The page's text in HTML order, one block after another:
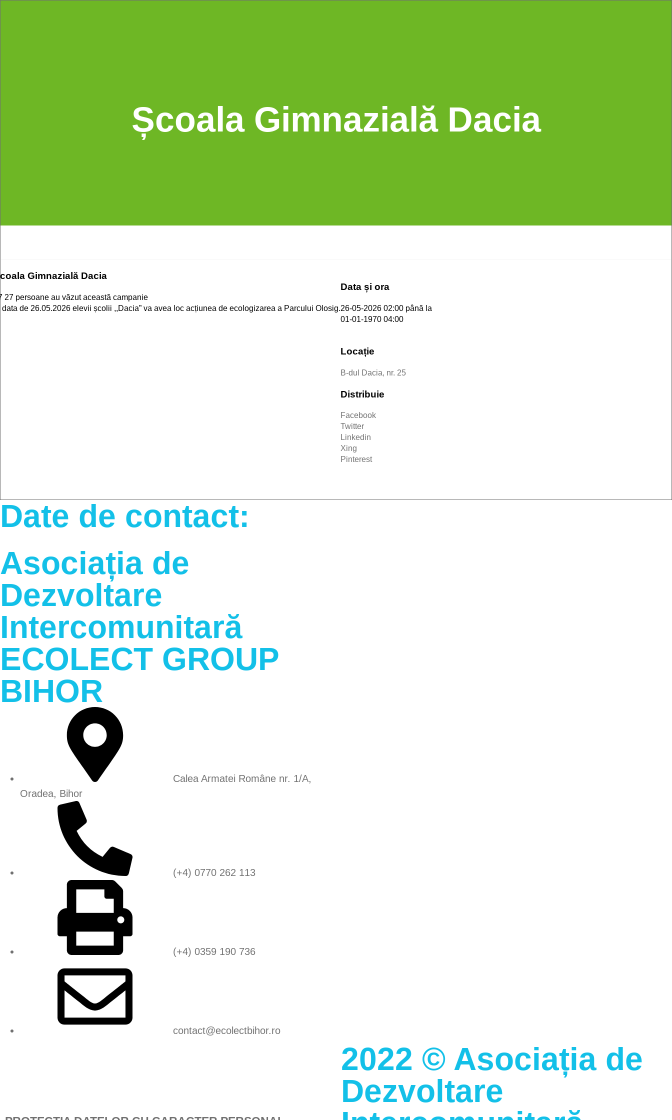
Școala Gimnazială Dacia
Gimnazială Dacia
27 persoane au văzut această campanie
data de 26.05.2026 elevii școlii ,,Dacia” va avea loc acțiunea de ecologizarea a Parcului Olosig.
Data și ora
26-05-2026 02:00 până la
01-01-1970 04:00
Locație
B-dul Dacia, nr. 25
Distribuie
Facebook
Twitter
Linkedin
Xing
Pinterest
Date de contact:
Asociația de
Dezvoltare
Intercomunitară
ECOLECT GROUP
BIHOR
Calea Armatei Române nr. 1/A,
Oradea, Bihor
(+4) 0770 262 113
(+4) 0359 190 736
contact@ecolectbihor.ro
2022 © Asociația de
Dezvoltare